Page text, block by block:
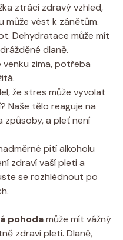
ztrácí zdravý vzhled,
vést k zánětům.
Dehydratace může mít
dlaně.
venku zima, potřeba
že stres může vyvolat
Naše tělo reaguje na
způsoby, a pleť není
pití alkoholu
zdraví vaší pleti a
se rozhlédnout po
pohodamůže mít vážný
zdraví pleti. Dlaně,